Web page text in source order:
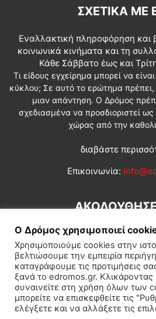
ΣΧΕΤΙΚΆ ΜΕ
Εναλλακτική πληροφόρηση και
κοινωνικά κινήματα και τη
Κάθε Σάββατο έως και
Τι είδους εγχείρημα μπορεί να
κύκλου; Σε αυτό το ερώτημα
μιαν απάντηση. Ο Δρόμος
σχεδιασμένα να προσδιοριστεί
χώρας από την
διαβάστε
Επικοινωνία:
Εγγραφή συνδρομητή Πολιτική
Πολιτισμός
Ο Δρόμος χρησιμοποιεί
Χρησιμοποιούμε cookies στην
βελτιώσουμε την εμπειρία
καταγράφουμε τις προτιμήσεις
ξανά το edromos.gr.
συναινείτε στη χρήση όλων των
μπορείτε να επισκεφθείτε τις
ελέγξετε και να αλλάξετε τις